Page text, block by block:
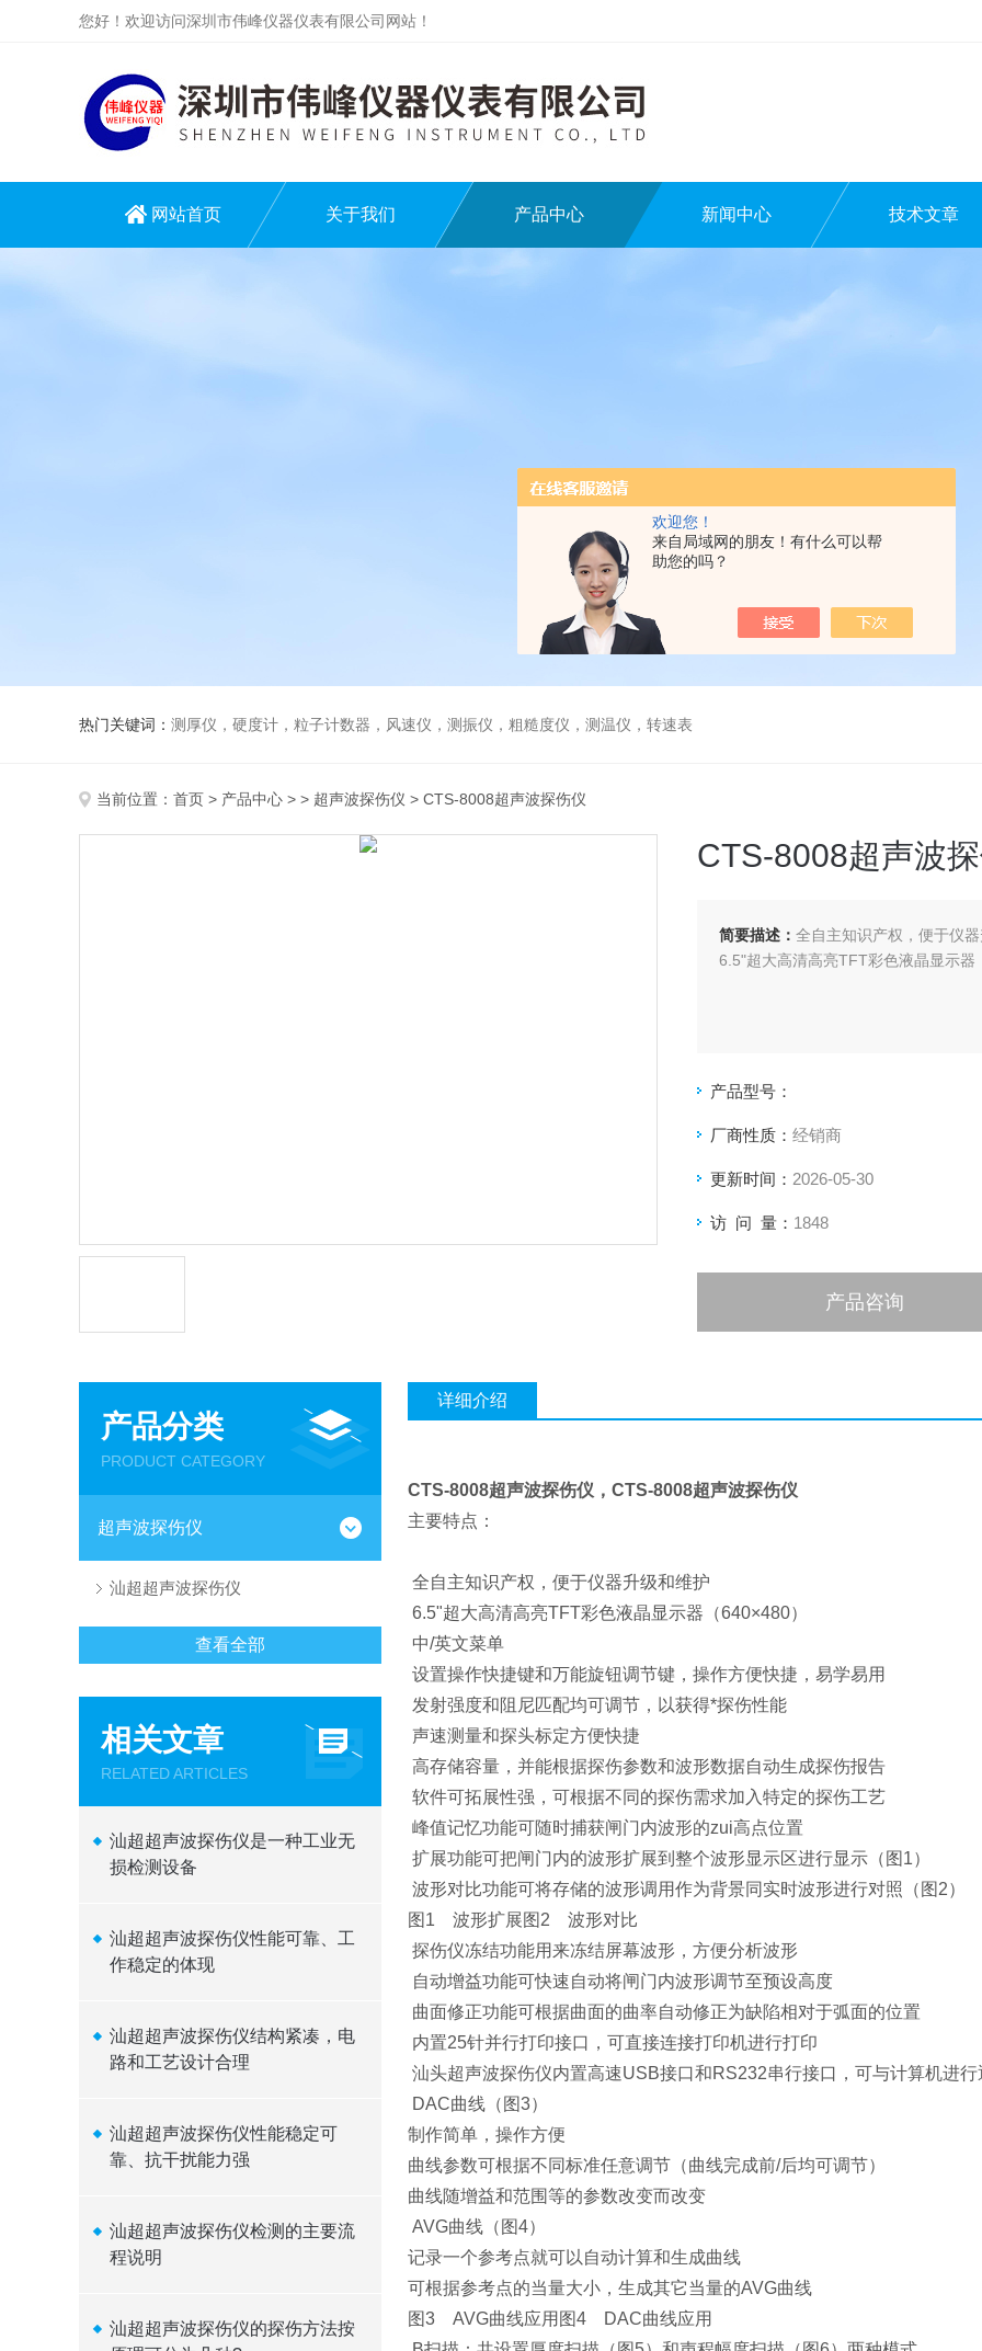
欢迎您！
来自局域网的朋友！有什么可以帮
助您的吗？
您好！欢迎访问深圳市伟峰仪器仪表有限公司网站！
网站首页 关于我们 产品中心 新闻中心 技术文章
热门关键词： 测厚仪，硬度计，粒子计数器，风速仪，测振仪，粗糙度仪，测温仪，转速表
当前位置： 首页 > 产品中心 > > 超声波探伤仪 > CTS-8008超声波探伤仪
CTS-8008超声波
简要描述： 全自主知识产权，便于仪
6.5"超大高清高亮TFT彩色液晶显示器
产品型号：
厂商性质： 经销商
更新时间： 2026-05-30
访 问 量： 1848
产品咨询
产品分类
PRODUCT CATEGORY
超声波探伤仪
汕超超声波探伤仪
查看全部
相关文章
RELATED ARTICLES
汕超超声波探伤仪是一种工业无
损检测设备
汕超超声波探伤仪性能可靠、工
作稳定的体现
汕超超声波探伤仪结构紧凑，电
路和工艺设计合理
汕超超声波探伤仪性能稳定可
靠、抗干扰能力强
汕超超声波探伤仪检测的主要流
程说明
汕超超声波探伤仪的探伤方法按
详细介绍
CTS-8008超声波探伤仪，CTS-8008超声波探伤仪
主要特点：
全自主知识产权，便于仪器升级和维护
6.5"超大高清高亮TFT彩色液晶显示器（640×480）
中/英文菜单
设置操作快捷键和万能旋钮调节键，操作方便快捷，易学易用
发射强度和阻尼匹配均可调节，以获得*探伤性能
声速测量和探头标定方便快捷
高存储容量，并能根据探伤参数和波形数据自动生成探伤报告
软件可拓展性强，可根据不同的探伤需求加入特定的探伤工艺
峰值记忆功能可随时捕获闸门内波形的zui高点位置
扩展功能可把闸门内的波形扩展到整个波形显示区进行显示（图1）
波形对比功能可将存储的波形调用作为背景同实时波形进行对照（图2）
图1 波形扩展图2 波形对比
探伤仪冻结功能用来冻结屏幕波形，方便分析波形
自动增益功能可快速自动将闸门内波形调节至预设高度
曲面修正功能可根据曲面的曲率自动修正为缺陷相对于弧面的位置
内置25针并行打印接口，可直接连接打印机进行打印
汕头超声波探伤仪内置高速USB接口和RS232串行接口，可与计算机进行
DAC曲线（图3）
制作简单，操作方便
曲线参数可根据不同标准任意调节（曲线完成前/后均可调节）
曲线随增益和范围等的参数改变而改变
AVG曲线（图4）
记录一个参考点就可以自动计算和生成曲线
可根据参考点的当量大小，生成其它当量的AVG曲线
图3 AVG曲线应用 图4 DAC曲线应用